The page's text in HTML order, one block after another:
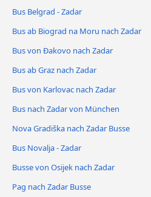
Bus Belgrad - Zadar
Bus ab Biograd na Moru nach Zadar
Bus von Đakovo nach Zadar
Bus ab Graz nach Zadar
Bus von Karlovac nach Zadar
Bus nach Zadar von München
Nova Gradiška nach Zadar Busse
Bus Novalja - Zadar
Busse von Osijek nach Zadar
Pag nach Zadar Busse